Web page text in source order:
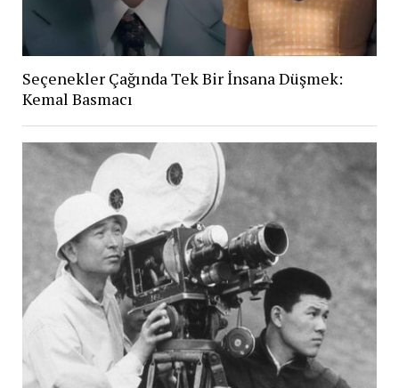
Seçenekler Çağında Tek Bir İnsana Düşmek:
Kemal Basmacı